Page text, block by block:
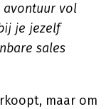
avontuur vol
je jezelf
sales
maar om